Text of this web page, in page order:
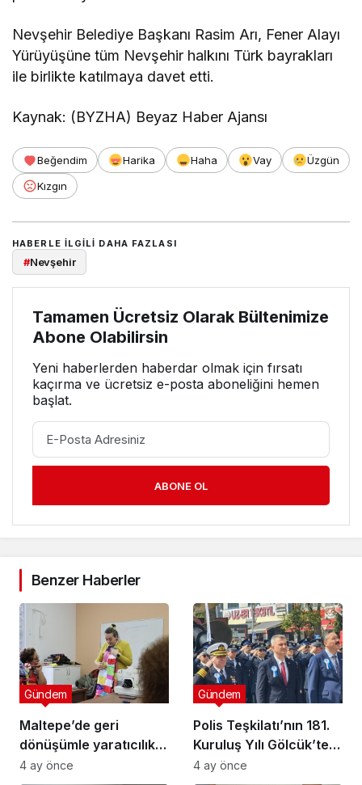
Nevşehir Belediye Başkanı Rasim Arı, Fener Alayı
Yürüyüşüne tüm Nevşehir halkını Türk bayrakları
ile birlikte katılmaya davet etti.
Kaynak: (BYZHA) Beyaz Haber Ajansı
Beğendim Harika Haha Vay
Üzgün
Kızgın
HABERLE ILGILI DAHA FAZLASI
#Nevşehir
Tamamen Ücretsiz Olarak Bültenimize
Abone Olabilirsin
Yeni haberlerden haberdar olmak için fırsatı
kaçırma ve ücretsiz e-posta aboneliğini hemen
başlat.
ABONE OL
Benzer Haberler
Maltepe’de geri
dönüşümle yaratıcılık
buluştu
Gündem
4 ay önce
Polis Teşkilatı’nın 181.
Kuruluş Yılı Gölcük’te
Törenle Kutlandı
Gündem
4 ay önce